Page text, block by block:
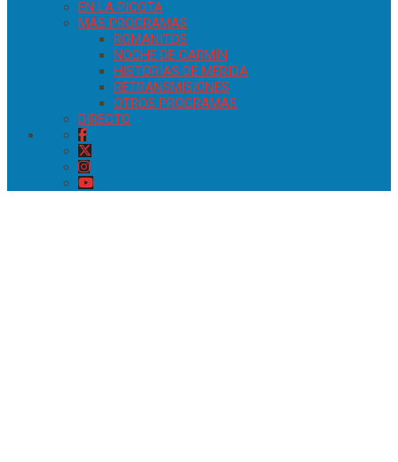
EN LA PICOTA
MÁS PROGRAMAS
ROMANITOS
NOCHE DE CARMÍN
HISTORIAS DE MÉRIDA
RETRANSMISIONES
OTROS PROGRAMAS
DIRECTO